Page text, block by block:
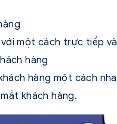
một cách trực tiếp
hàng
hàng một cách
khách hàng.